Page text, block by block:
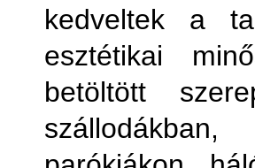
kedveltek a
esztétikai
betöltött